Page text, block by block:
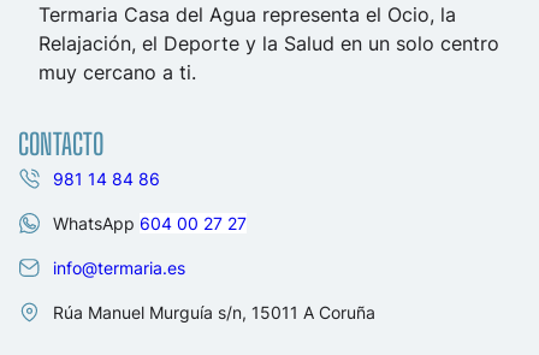
Termaria Casa del Agua representa el Ocio, la
Relajación, el Deporte y la Salud en un solo centro
muy cercano a ti.
CONTACTO
981 14 84 86
WhatsApp 604 00 27 27
info@termaria.es
Rúa Manuel Murguía s/n, 15011 A Coruña